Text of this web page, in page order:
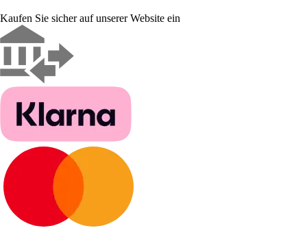
Kaufen Sie sicher auf unserer Website ein